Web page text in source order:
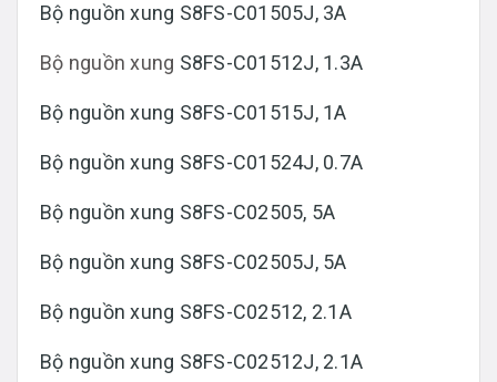
Bộ nguồn xung S8FS-C01505J, 3A
Bộ nguồn xung S8FS-C01512J, 1.3A
Bộ nguồn xung S8FS-C01515J, 1A
Bộ nguồn xung S8FS-C01524J, 0.7A
Bộ nguồn xung S8FS-C02505, 5A
Bộ nguồn xung S8FS-C02505J, 5A
Bộ nguồn xung S8FS-C02512, 2.1A
Bộ nguồn xung S8FS-C02512J, 2.1A